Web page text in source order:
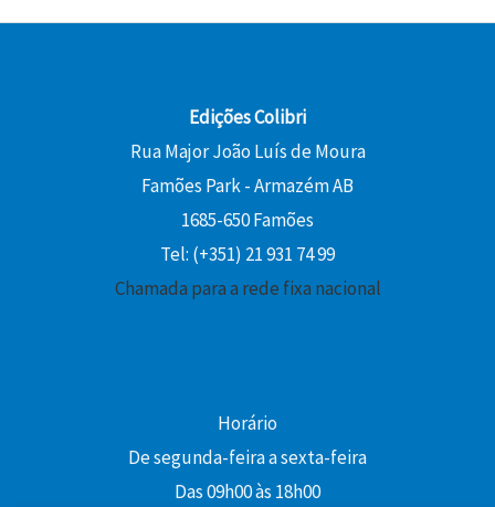
Edições Colibri
Rua Major João Luís de Moura
Famões Park - Armazém AB
1685-650 Famões
Tel: (+351) 21 931 74 99
Chamada para a rede fixa nacional
Horário
De segunda-feira a sexta-feira
Das 09h00 às 18h00